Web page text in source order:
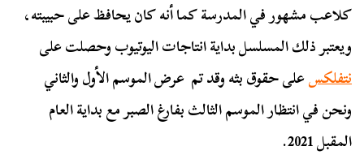
كلاعب مشهور في المدرسة كما أنه كان يحافظ على حبيبته،
ويعتبر ذلك المسلسل بداية انتاجات اليوتيوب وحصلت على
نتفلكسعلى حقوق بثه وقد تم عرض الموسم الأول والثاني
ونحن في انتظار الموسم الثالث بفارغ الصبر مع بداية العام
المقبل 2021.